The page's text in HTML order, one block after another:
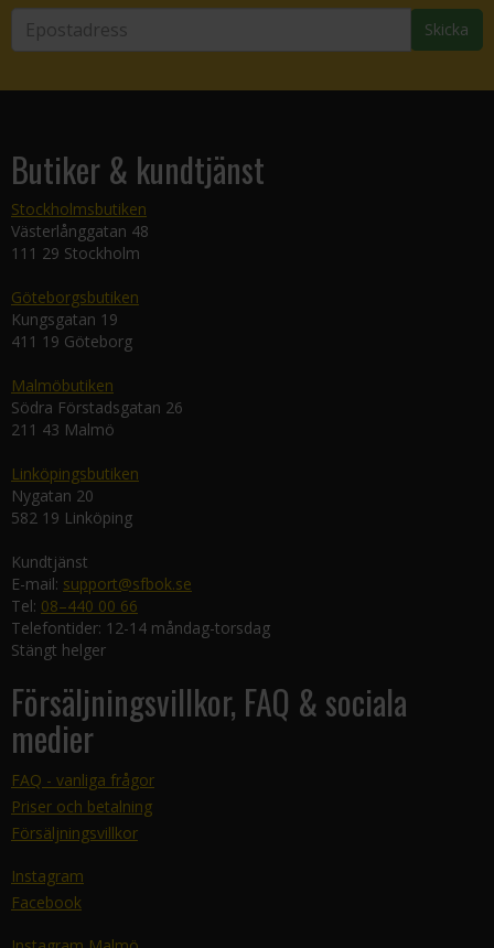
Skicka
Butiker & kundtjänst
Stockholmsbutiken
Västerlånggatan 48
111 29 Stockholm
Göteborgsbutiken
Kungsgatan 19
411 19 Göteborg
Malmöbutiken
Södra Förstadsgatan 26
211 43 Malmö
Linköpingsbutiken
Nygatan 20
582 19 Linköping
Kundtjänst
E-mail: support@sfbok.se
Tel: 08–440 00 66
Telefontider: 12-14 måndag-torsdag
Stängt helger
Försäljningsvillkor, FAQ & sociala
medier
FAQ - vanliga frågor
Priser och betalning
Försäljningsvillkor
Instagram
Facebook